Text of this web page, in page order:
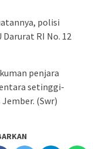
polisi
RI No. 12
penjara
setinggi-
(Swr)